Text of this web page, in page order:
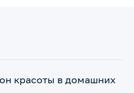
красоты в домашних